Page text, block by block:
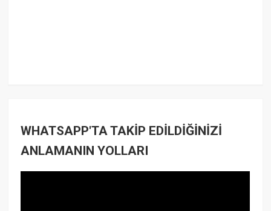
WHATSAPP'TA TAKİP EDİLDİĞİNİZİ
ANLAMANIN YOLLARI